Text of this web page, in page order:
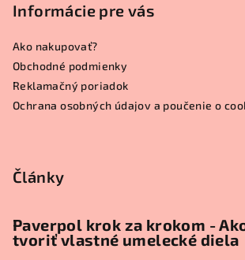
Informácie pre vás
Ako nakupovať?
Obchodné podmienky
Reklamačný poriadok
Ochrana osobných údajov a poučenie o
Články
Paverpol krok za krokom -
tvoriť vlastné umelecké diela